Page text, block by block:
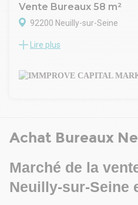
Vente Bureaux 58 m²
92200 Neuilly-sur-Seine
SPECIAL INVESTISSEUR
proposons à la vente un lot de
copropriété, au sein d'un
Dossier sur demande.
. Télésurveillance
. Digicode
. Alarme
Lire plus
Achat Bureaux
Marché de la
Neuilly-sur-Seine